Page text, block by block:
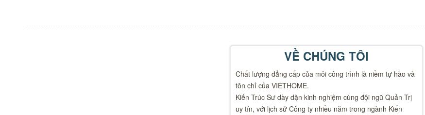
VỀ CHÚNG TÔI
Chất lượng đẳng cấp của mỗi công trình là niềm tự hào và
tôn chỉ của VIETHOME.
Kiến Trúc Sư dày dặn kinh nghiệm cùng đội ngũ Quản Trị
uy tín, với lịch sử Công ty nhiều năm trong ngành Kiến